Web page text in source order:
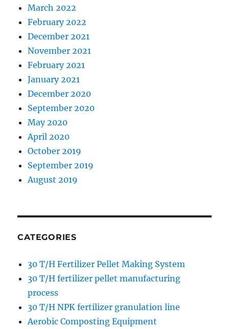
March 2022
February 2022
December 2021
November 2021
February 2021
January 2021
December 2020
September 2020
May 2020
April 2020
October 2019
September 2019
August 2019
CATEGORIES
30 T/H Fertilizer Pellet Making System
30 T/H fertilizer pellet manufacturing
process
30 T/H NPK fertilizer granulation line
Aerobic Composting Equipment